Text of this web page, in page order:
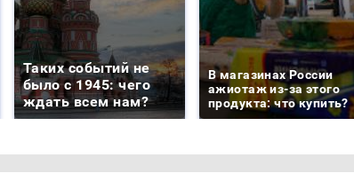
Таких событий не
было с 1945: чего
ждать всем нам?
В магазинах России
ажиотаж из-за этого
продукта: что купить?